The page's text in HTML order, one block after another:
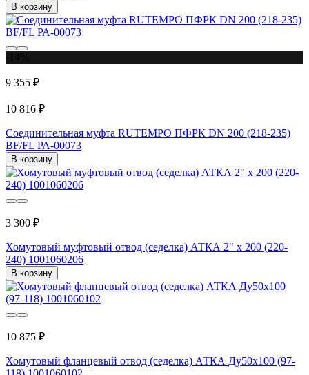
В корзину
9 355 ₽
10 816 ₽
Соединительная муфта RUTEMPО ПФРК DN 200 (218-235)
BF/FL РА-00073
В корзину
3 300 ₽
Хомутовый муфтовый отвод (седелка) АТКА 2" х 200 (220-
240) 1001060206
В корзину
10 875 ₽
Хомутовый фланцевый отвод (седелка) АТКА Ду50x100 (97-